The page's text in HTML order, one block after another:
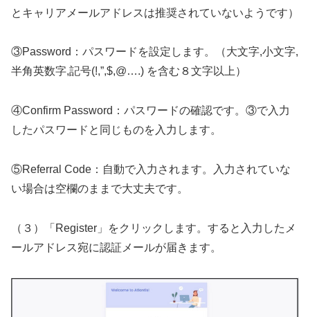
とキャリアメールアドレスは推奨されていないようです）
③Password：パスワードを設定します。（大文字,小文字,
半角英数字,記号(!,”,$,@….) を含む８文字以上）
④Confirm Password：パスワードの確認です。③で入力
したパスワードと同じものを入力します。
⑤Referral Code：自動で入力されます。入力されていな
い場合は空欄のままで大丈夫です。
（３）「Register」をクリックします。すると入力したメ
ールアドレス宛に認証メールが届きます。